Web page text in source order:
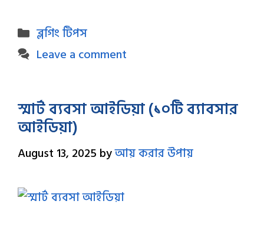
Categories
ব্লগিং টিপস
Leave a comment
স্মার্ট ব্যবসা আইডিয়া (১০টি ব্যাবসার
আইডিয়া)
August 13, 2025 byআয় করার উপায়